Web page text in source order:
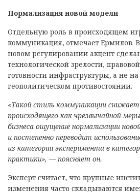
Нормализация новой модели
Отдельную роль в происходящем
коммуникация, отмечает Ермилов.
новом регулировании акцент
технологической зрелости,
готовности инфраструктуры, а не
геополитическом противостоянии.
«Такой стиль коммуникации
происходящего как чрезвычайной
бизнеса ощущение нормализации
и постепенно переводит
из категории эксперимента в
практики», — поясняет он.
Эксперт считает, что крупные
изменения часто складываются